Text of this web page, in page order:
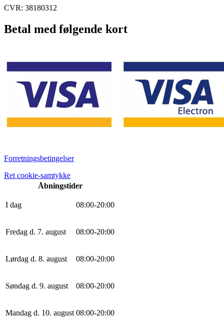
CVR: 38180312
Betal med følgende kort
Forretningsbetingelser
Ret cookie-samtykke
Åbningstider
I dag 08:00-20:00
Fredag d. 7. august 08:00-20:00
Lørdag d. 8. august 08:00-20:00
Søndag d. 9. august 08:00-20:00
Mandag d. 10. august 08:00-20:00